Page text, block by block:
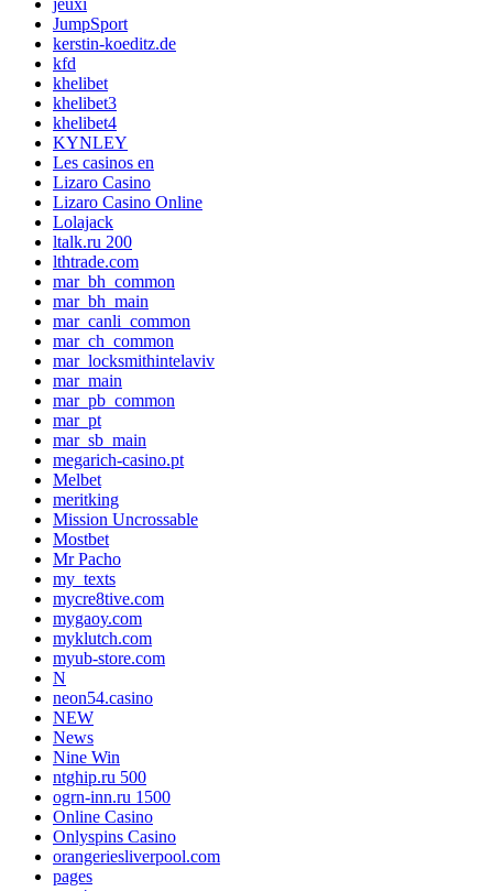
JumpSport
kerstin-koeditz.de
kfd
khelibet
khelibet3
khelibet4
KYNLEY
Les casinos en
Lizaro Casino
Lizaro Casino Online
Lolajack
ltalk.ru 200
lthtrade.com
mar_bh_common
mar_bh_main
mar_canli_common
mar_ch_common
mar_locksmithintelaviv
mar_main
mar_pb_common
mar_pt
mar_sb_main
megarich-casino.pt
Melbet
meritking
Mission Uncrossable
Mostbet
Mr Pacho
my_texts
mycre8tive.com
mygaoy.com
myklutch.com
myub-store.com
N
neon54.casino
NEW
News
Nine Win
ntghip.ru 500
ogrn-inn.ru 1500
Online Casino
Onlyspins Casino
orangeriesliverpool.com
pages